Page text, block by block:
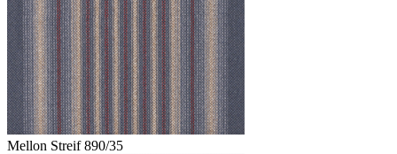
Mellon Streif 890/35